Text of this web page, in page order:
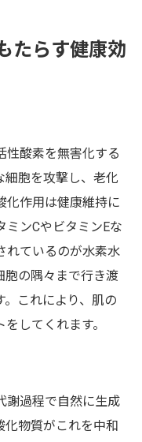
たらす健康効
性酸素を無害化する
細胞を攻撃し、老化
化作用は健康維持に
ンCやビタミンEな
れているのが水素水
胞の隅々まで行き渡
。これにより、肌の
してくれます。
謝過程で自然に生成
化物質がこれを中和